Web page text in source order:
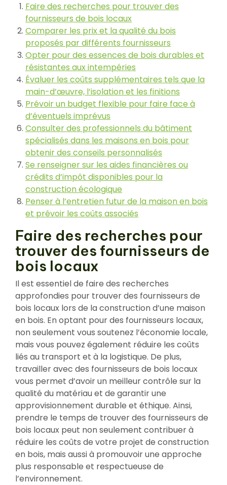
Faire des recherches pour trouver des
fournisseurs de bois locaux
Comparer les prix et la qualité du bois
proposés par différents fournisseurs
Opter pour des essences de bois durables et
résistantes aux intempéries
Évaluer les coûts supplémentaires tels que la
main-d’œuvre, l’isolation et les finitions
Prévoir un budget flexible pour faire face à
d’éventuels imprévus
Consulter des professionnels du bâtiment
spécialisés dans les maisons en bois pour
obtenir des conseils personnalisés
Se renseigner sur les aides financières ou
crédits d’impôt disponibles pour la
construction écologique
Penser à l’entretien futur de la maison en bois
et prévoir les coûts associés
Faire des recherches pour
trouver des fournisseurs de
bois locaux
Il est essentiel de faire des recherches
approfondies pour trouver des fournisseurs de
bois locaux lors de la construction d’une maison
en bois. En optant pour des fournisseurs locaux,
non seulement vous soutenez l’économie locale,
mais vous pouvez également réduire les coûts
liés au transport et à la logistique. De plus,
travailler avec des fournisseurs de bois locaux
vous permet d’avoir un meilleur contrôle sur la
qualité du matériau et de garantir une
approvisionnement durable et éthique. Ainsi,
prendre le temps de trouver des fournisseurs de
bois locaux peut non seulement contribuer à
réduire les coûts de votre projet de construction
en bois, mais aussi à promouvoir une approche
plus responsable et respectueuse de
l’environnement.